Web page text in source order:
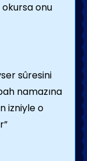
okursa onu
sûresini
namazına
izniyle o